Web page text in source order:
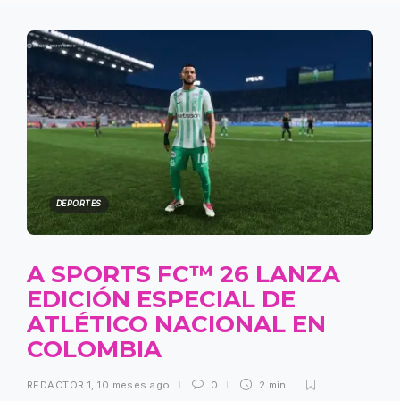
DEPORTES
A SPORTS FC™ 26 LANZA
EDICIÓN ESPECIAL DE
ATLÉTICO NACIONAL EN
COLOMBIA
REDACTOR 1,10 meses ago 0 2 min